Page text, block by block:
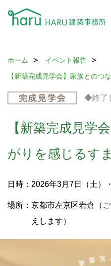
ホーム
イベント報告
【新築完成見学会】家族とのつ
◆終了
【新築完成見学
がりを感じるす
日時：2026年3月7日（土）
場所：京都市左京区岩倉（
えします）